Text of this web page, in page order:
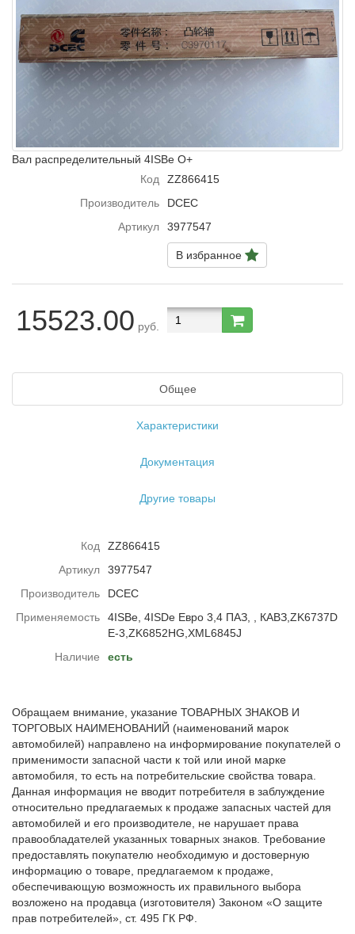
Вал распределительный 4ISBe O+
Код
ZZ866415
Производитель
DCEC
Артикул
3977547
В избранное
15523.00 руб.
Общее
Характеристики
Документация
Другие товары
Код
ZZ866415
Артикул
3977547
Производитель
DCEC
Применяемость
4ISBe, 4ISDe Евро 3,4 ПАЗ, , КАВЗ,ZK6737D
E-3,ZK6852HG,XML6845J
Наличие
есть
Обращаем внимание, указание ТОВАРНЫХ ЗНАКОВ И
ТОРГОВЫХ НАИМЕНОВАНИЙ (наименований марок
автомобилей) направлено на информирование покупателей о
применимости запасной части к той или иной марке
автомобиля, то есть на потребительские свойства товара.
Данная информация не вводит потребителя в заблуждение
относительно предлагаемых к продаже запасных частей для
автомобилей и его производителе, не нарушает права
правообладателей указанных товарных знаков. Требование
предоставлять покупателю необходимую и достоверную
информацию о товаре, предлагаемом к продаже,
обеспечивающую возможность их правильного выбора
возложено на продавца (изготовителя) Законом «О защите
прав потребителей», ст. 495 ГК РФ.